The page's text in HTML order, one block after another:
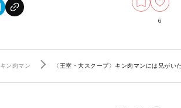
6
キン肉マン 〈王室・大スクープ〉キン肉マンには兄が